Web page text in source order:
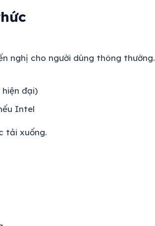
nghị cho người dùng thông thường.
đại)
Intel
tải xuống.